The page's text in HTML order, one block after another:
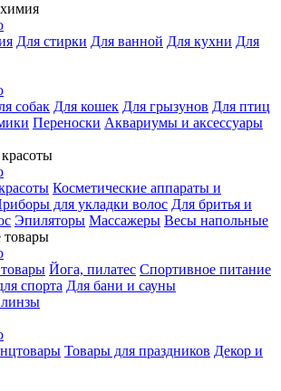
Для стирки Для ванной Для кухни Для
собак Для кошек Для грызунов Для птиц
Переноски Аквариумы и аксессуары
Косметические аппараты и
для укладки волос Для бритья и
Эпиляторы Массажеры Весы напольные
Йога, пилатес Спортивное питание
спорта Для бани и сауны
Товары для праздников Декор и